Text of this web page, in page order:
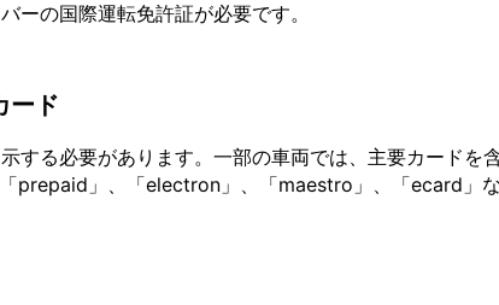
ーの国際運転免許証が必要です。
ード
する必要があります。一部の車両では、主要カードを
prepaid」、「electron」、「maestro」、「ecard」